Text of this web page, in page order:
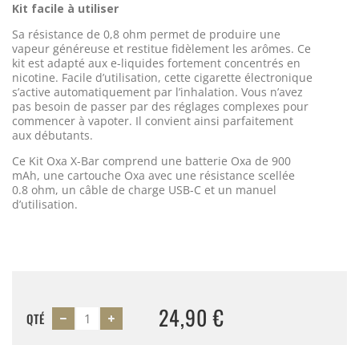
Kit facile à utiliser
Sa résistance de 0,8 ohm permet de produire une
vapeur généreuse et restitue fidèlement les arômes. Ce
kit est adapté aux e-liquides fortement concentrés en
nicotine. Facile d’utilisation, cette cigarette électronique
s’active automatiquement par l’inhalation. Vous n’avez
pas besoin de passer par des réglages complexes pour
commencer à vapoter. Il convient ainsi parfaitement
aux débutants.
Ce Kit Oxa X-Bar comprend une batterie Oxa de 900
mAh, une cartouche Oxa avec une résistance scellée
0.8 ohm, un câble de charge USB-C et un manuel
d’utilisation.
QTÉ 24,90 €